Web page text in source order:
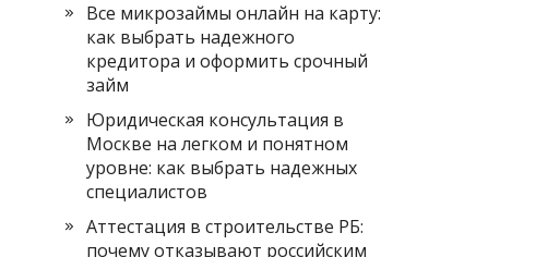
Все микрозаймы онлайн на карту:
как выбрать надежного
кредитора и оформить срочный
займ
Юридическая консультация в
Москве на легком и понятном
уровне: как выбрать надежных
специалистов
Аттестация в строительстве РБ:
почему отказывают российским